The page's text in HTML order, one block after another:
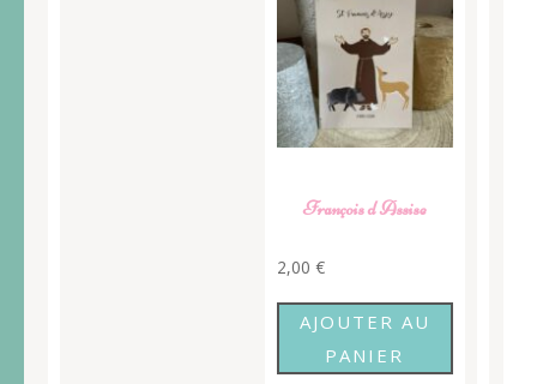
François d Assise
2,00 €
AJOUTER AU
PANIER